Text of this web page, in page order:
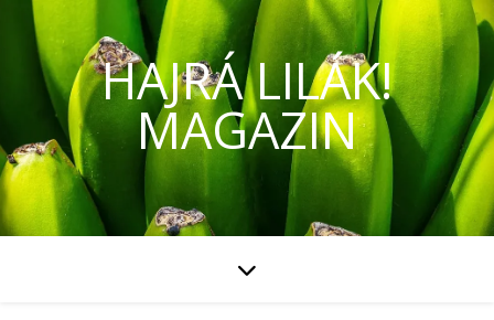
HAJRÁ LILÁK!
MAGAZIN